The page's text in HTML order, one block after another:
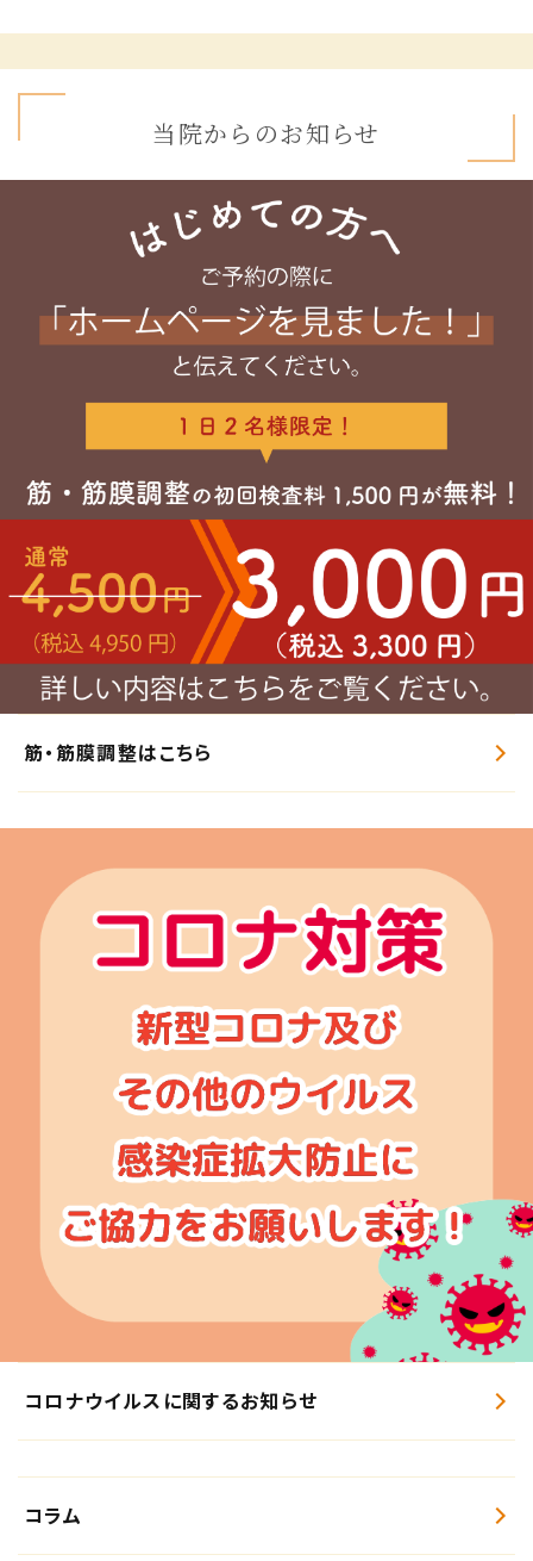
当院からのお知らせ
筋・筋膜調整はこちら
コロナウイルスに関するお知らせ
コラム